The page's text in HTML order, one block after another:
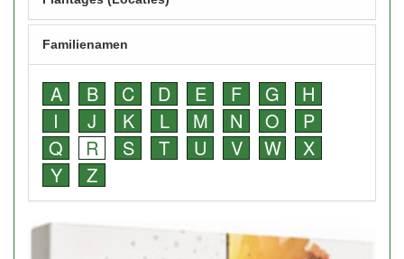
Familienamen
A B C D E F G
H
I
J K L M N O
P
Q
R S T U V W
X
Y
Z